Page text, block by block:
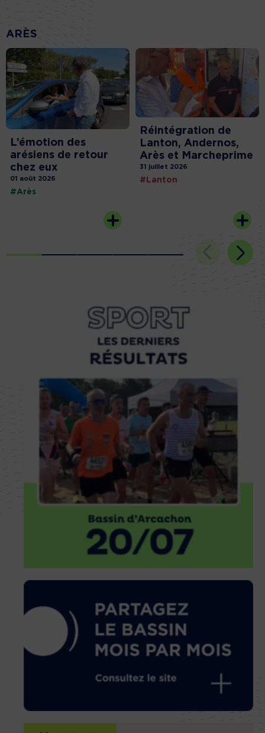
ARÈS
L’émotion des
arésiens de retour
chez eux
01 août 2026
#Arès
Réintégration de
Lanton, Andernos,
Arès et Marcheprime
31 juillet 2026
#Lanton